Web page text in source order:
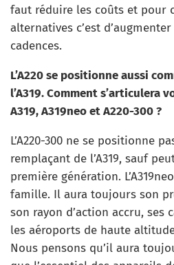
faut réduire les coûts et pour
alternatives c’est
cadences.
L’A220 se positionne aussi
l’A319. Comment s’articulera
A319, A319neo et A220-300 ?
L’A220-300 ne se positionne
remplaçant de l’A319, sauf
première génération.
famille. Il aura toujours son
son rayon d’action accru, ses
les aéroports de haute
Nous pensons qu’il aura